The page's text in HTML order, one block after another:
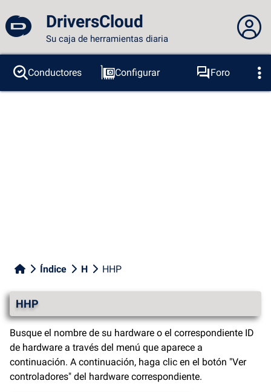
DriversCloud
Su caja de herramientas diaria
No estás conectado...
Acceder al sitio
Conductores Configurar
Foro
Sondas
BSOD Herramientas
Índice H HHP
HHP
Busque el nombre de su hardware o el correspondiente ID
de hardware a través del menú que aparece a
continuación. A continuación, haga clic en el botón "Ver
controladores" del hardware correspondiente.